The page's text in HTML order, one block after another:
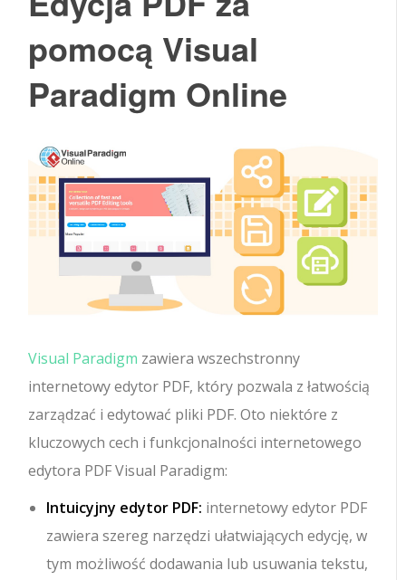
pomocą Visual
Paradigm Online
Visual Paradigm zawiera wszechstronny
internetowy edytor PDF, który pozwala z łatwością
zarządzać i edytować pliki PDF. Oto niektóre z
kluczowych cech i funkcjonalności internetowego
edytora PDF Visual Paradigm:
Intuicyjny edytor PDF: internetowy edytor PDF
zawiera szereg narzędzi ułatwiających edycję, w
tym możliwość dodawania lub usuwania tekstu,